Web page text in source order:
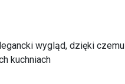
wygląd, dzięki czemu
kuchniach